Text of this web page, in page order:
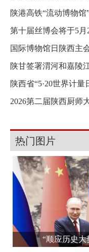
陕港高铁“流动博物
国际博物馆日陕西主
陕甘签署渭河和嘉陵
陕西省“5·20世界计
2026第二届陕西厨师
热门图片
“顺应历史